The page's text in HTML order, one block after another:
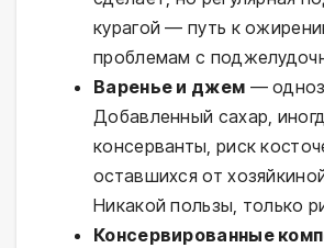
курагой — путь к
проблемам с
Варенье и джем —
Добавленный сахар,
консерванты, риск
оставшихся от
Никакой пользы, только
Консервированные